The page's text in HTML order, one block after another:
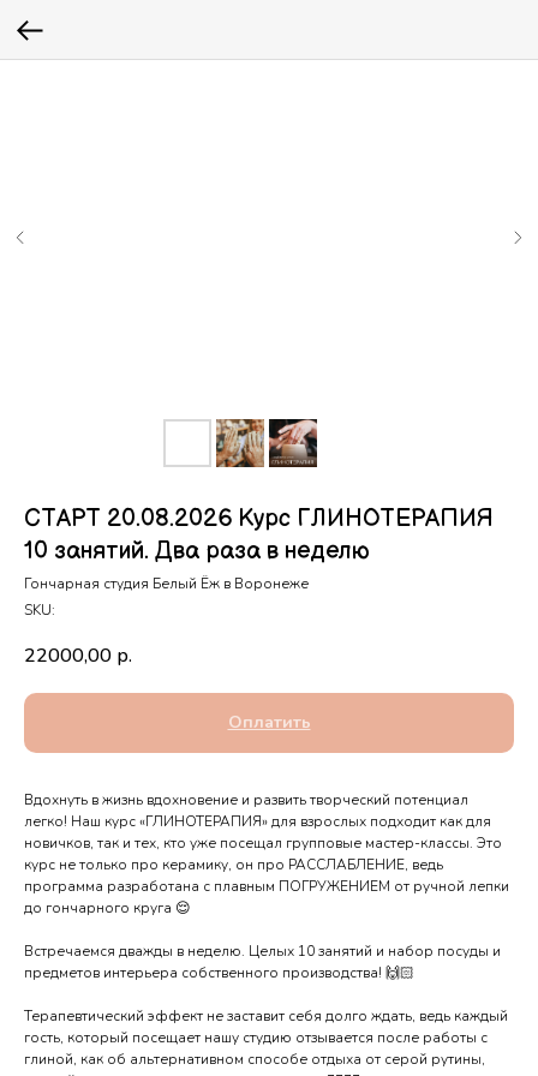
СТАРТ 20.08.2026 Курс ГЛИНОТЕРАПИЯ
10 занятий. Два раза в неделю
Гончарная студия Белый Ёж в Воронеже
SKU:
22000,00 р.
Оплатить
Вдохнуть в жизнь вдохновение и развить творческий потенциал
легко! Наш курс «ГЛИНОТЕРАПИЯ» для взрослых подходит как для
новичков, так и тех, кто уже посещал групповые мастер-классы. Это
курс не только про керамику, он про РАССЛАБЛЕНИЕ, ведь
программа разработана с плавным ПОГРУЖЕНИЕМ от ручной лепки
до гончарного круга 😌
Встречаемся дважды в неделю. Целых 10 занятий и набор посуды и
предметов интерьера собственного производства! 🙌🏻
Терапевтический эффект не заставит себя долго ждать, ведь каждый
гость, который посещает нашу студию отзывается после работы с
глиной, как об альтернативном способе отдыха от серой рутины,